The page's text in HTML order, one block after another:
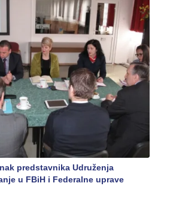
predstavnika Udruženja
u FBiH i Federalne uprave